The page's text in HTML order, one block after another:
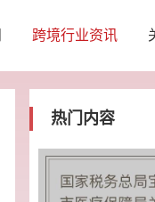
跨境行业资讯
热门内容